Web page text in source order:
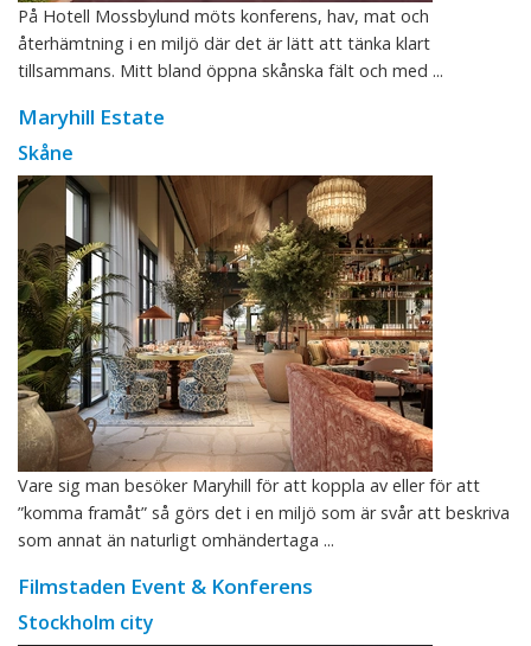
På Hotell Mossbylund möts konferens, hav, mat och
återhämtning i en miljö där det är lätt att tänka klart
tillsammans. Mitt bland öppna skånska fält och med ...
Maryhill Estate
Skåne
Vare sig man besöker Maryhill för att koppla av eller för att
”komma framåt” så görs det i en miljö som är svår att beskriva
som annat än naturligt omhändertaga ...
Filmstaden Event & Konferens
Stockholm city